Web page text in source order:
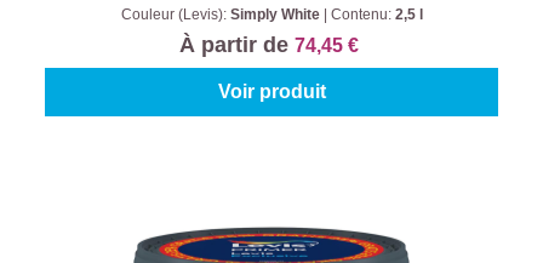
Couleur (Levis): Simply White Contenu: 2,5 l
À partir de 74,45 €
Voir produit